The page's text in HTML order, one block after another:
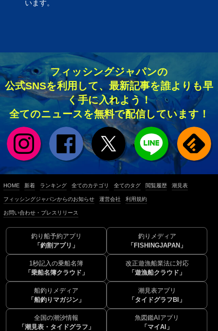
います。
フィッシングジャパンの
公式SNSを利用して、最新記事を誰よりも早
く手に入れよう！
全てのニュースを無料で配信しています！
HOME 新着 ランキング 全てのカテゴリ 全てのタグ 閲覧履歴 潮見表
フィッシングジャパンからのお知らせ 運営会社 利用規約
お問い合わせ・プレスリリース
釣り船予約アプリ
「釣割アプリ」
釣りメディア
「FISHINGJAPAN」
1秒記入の乗船名簿
「乗船名簿クラウド」
改正遊漁船業法に対応
「遊漁船クラウド」
船釣りメディア
「船釣りマガジン」
潮見表アプリ
「タイドグラフBI」
全国の潮汐情報
「潮見表・タイドグラフ」
魚図鑑AIアプリ
「マイAI」